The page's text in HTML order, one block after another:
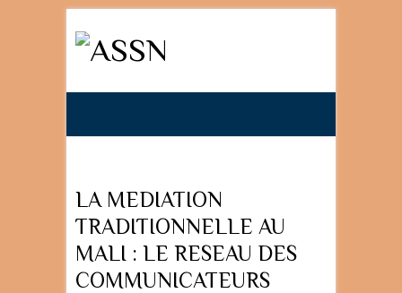
LA MEDIATION
TRADITIONNELLE AU
MALI : LE RESEAU DES
COMMUNICATEURS